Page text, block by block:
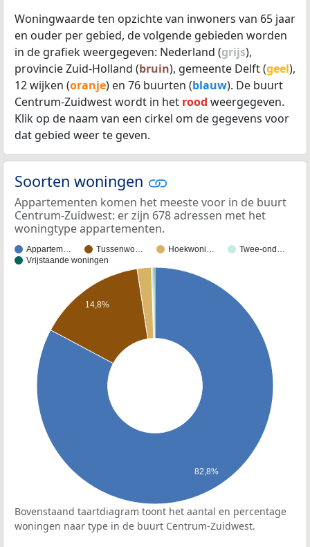
Woningwaarde ten opzichte van inwoners van 65 jaar
en ouder per gebied, de volgende gebieden worden
in de grafiek weergegeven: Nederland (grijs),
provincie Zuid-Holland (bruin), gemeente Delft (geel),
12 wijken (oranje) en 76 buurten (blauw). De buurt
Centrum-Zuidwest wordt in het rood weergegeven.
Klik op de naam van een cirkel om de gegevens voor
dat gebied weer te geven.
Soorten woningen
Appartementen komen het meeste voor in de buurt
Centrum-Zuidwest: er zijn 678 adressen met het
woningtype appartementen.
Appartem… Tussenwo… Hoekwoni…
Twee-ond…
Vrijstaande woningen
14,8%
82,8%
Bovenstaand taartdiagram toont het aantal en percentage
woningen naar type in de buurt Centrum-Zuidwest.